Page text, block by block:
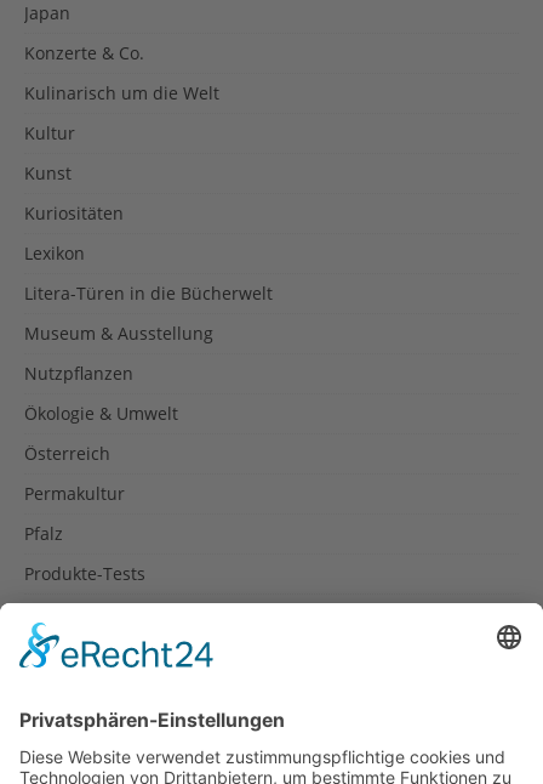
Japan
Konzerte & Co.
Kulinarisch um die Welt
Kultur
Kunst
Kuriositäten
Lexikon
Litera-Türen in die Bücherwelt
Museum & Ausstellung
Nutzpflanzen
Ökologie & Umwelt
Österreich
Permakultur
Pfalz
Produkte-Tests
Rezepte
Spanien
Südtirol